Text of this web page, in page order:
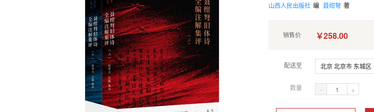
山西人民出版社 编 聂绀弩 著
销售价 ￥258.00
配送至 北京 北京市 东城区
数量 - +